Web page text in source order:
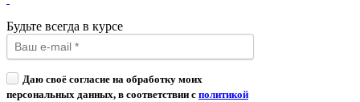
Будьте всегда в курсе
Даю своё согласие на обработку моих
персональных данных, в соответствии с политикой